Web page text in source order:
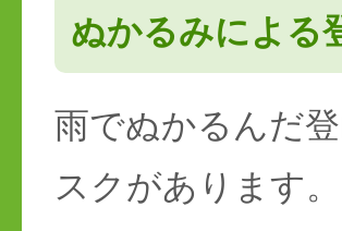
ぬかるみによる
雨でぬかるんだ
スクがあります。